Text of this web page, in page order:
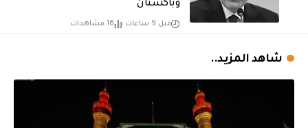
وباكستان
قبل 9 ساعات 16 مشاهدات
شاهد المزيد..